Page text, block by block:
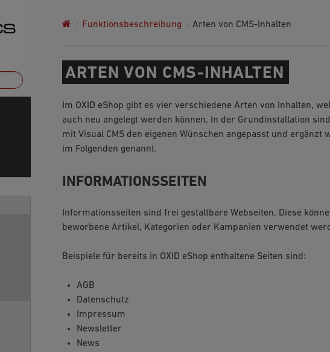
Funktionsbeschreibung Arten von CMS-Inhalten
ARTEN VON CMS-INHALTEN
Im OXID eShop gibt es vier verschiedene Arten von Inhalten,
auch neu angelegt werden können. In der Grundinstallation
mit Visual CMS den eigenen Wünschen angepasst und
im Folgenden genannt.
INFORMATIONSSEITEN
Informationsseiten sind frei gestaltbare Webseiten. Diese
beworbene Artikel, Kategorien oder Kampanien verwendet
Beispiele für bereits in OXID eShop enthaltene Seiten sind:
AGB
Datenschutz
Impressum
Newsletter
News